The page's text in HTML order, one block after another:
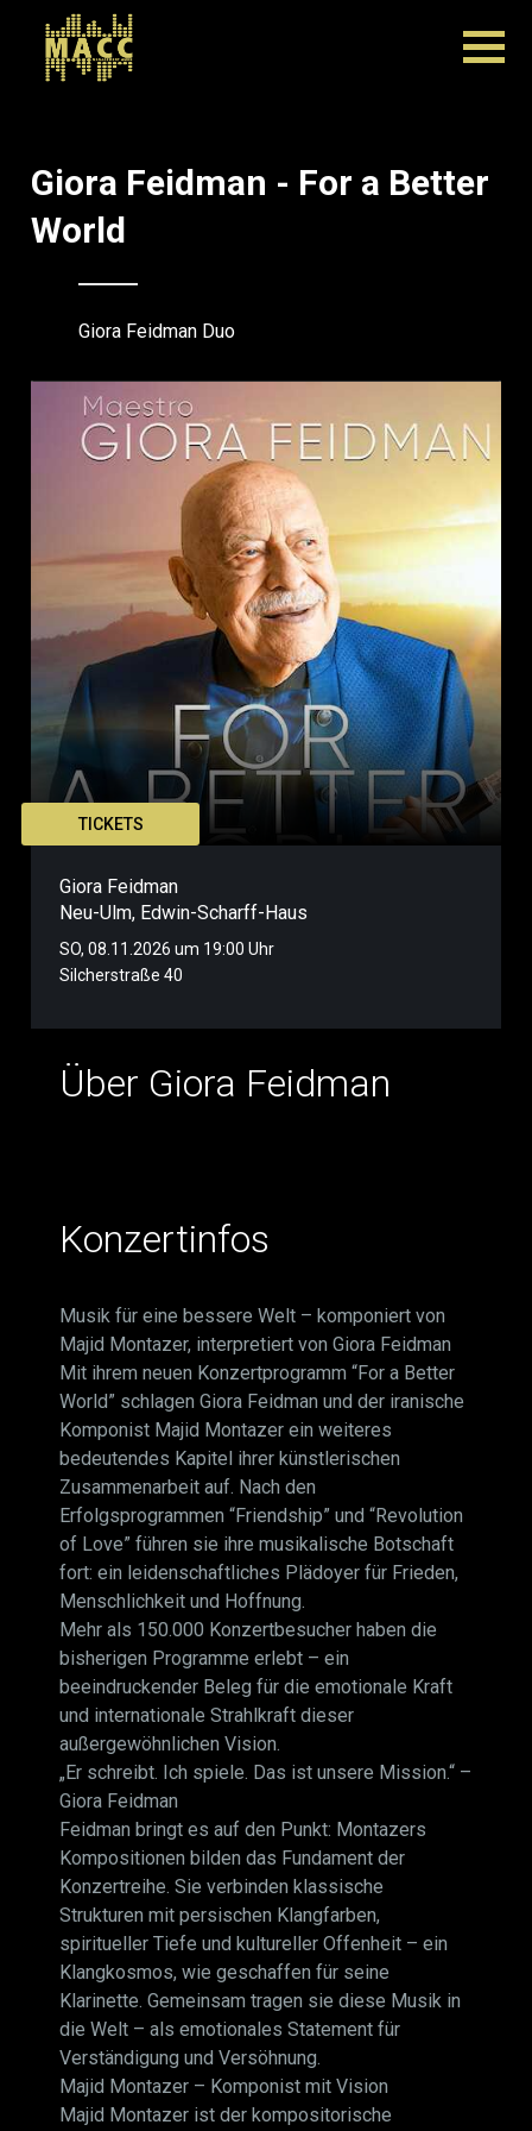
Giora Feidman - For a Better
World
Giora Feidman Duo
TICKETS
Giora Feidman
Neu-Ulm, Edwin-Scharff-Haus
SO, 08.11.2026 um 19:00 Uhr
Silcherstraße 40
Über Giora Feidman
Konzertinfos
Musik für eine bessere Welt – komponiert von
Majid Montazer, interpretiert von Giora Feidman
Mit ihrem neuen Konzertprogramm “For a Better
World” schlagen Giora Feidman und der iranische
Komponist Majid Montazer ein weiteres
bedeutendes Kapitel ihrer künstlerischen
Zusammenarbeit auf. Nach den
Erfolgsprogrammen “Friendship” und “Revolution
of Love” führen sie ihre musikalische Botschaft
fort: ein leidenschaftliches Plädoyer für Frieden,
Menschlichkeit und Hoffnung.
Mehr als 150.000 Konzertbesucher haben die
bisherigen Programme erlebt – ein
beeindruckender Beleg für die emotionale Kraft
und internationale Strahlkraft dieser
außergewöhnlichen Vision.
„Er schreibt. Ich spiele. Das ist unsere Mission.“ –
Giora Feidman
Feidman bringt es auf den Punkt: Montazers
Kompositionen bilden das Fundament der
Konzertreihe. Sie verbinden klassische
Strukturen mit persischen Klangfarben,
spiritueller Tiefe und kultureller Offenheit – ein
Klangkosmos, wie geschaffen für seine
Klarinette. Gemeinsam tragen sie diese Musik in
die Welt – als emotionales Statement für
Verständigung und Versöhnung.
Majid Montazer – Komponist mit Vision
Majid Montazer ist der kompositorische